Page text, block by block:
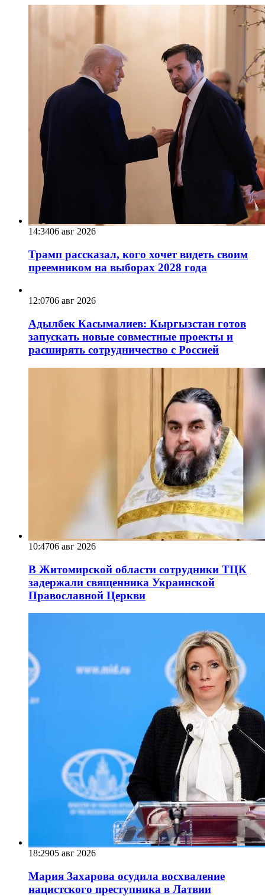
14:3406 авг 2026
Трамп рассказал, кого хочет видеть своим
преемником на выборах 2028 года
12:0706 авг 2026
Адылбек Касымалиев: Кыргызстан готов
запускать новые совместные проекты и
расширять сотрудничество с Россией
10:4706 авг 2026
В Житомирской области сотрудники ТЦК
задержали священника Украинской
Православной Церкви
18:2905 авг 2026
Мария Захарова осудила восхваление
нацистского преступника в Латвии